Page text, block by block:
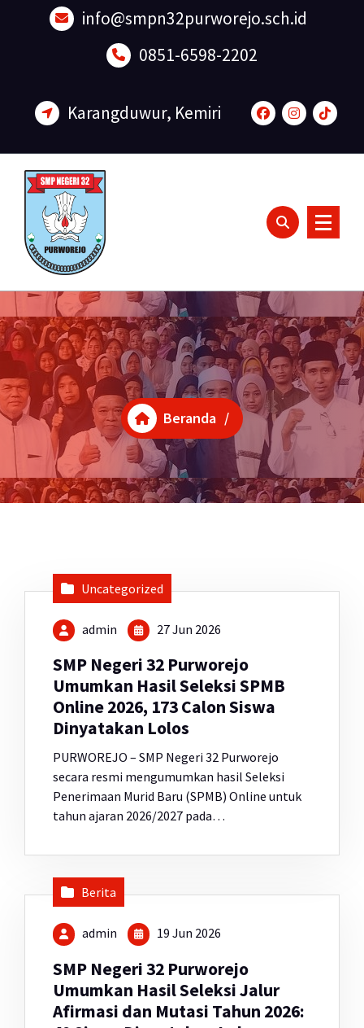
info@smpn32purworejo.sch.id
0851-6598-2202
Karangduwur, Kemiri
Beranda /
Uncategorized
admin 27 Jun 2026
SMP Negeri 32 Purworejo
Umumkan Hasil Seleksi SPMB
Online 2026, 173 Calon Siswa
Dinyatakan Lolos
PURWOREJO – SMP Negeri 32 Purworejo
secara resmi mengumumkan hasil Seleksi
Penerimaan Murid Baru (SPMB) Online untuk
tahun ajaran 2026/2027 pada…
Berita
admin 19 Jun 2026
SMP Negeri 32 Purworejo
Umumkan Hasil Seleksi Jalur
Afirmasi dan Mutasi Tahun 2026: